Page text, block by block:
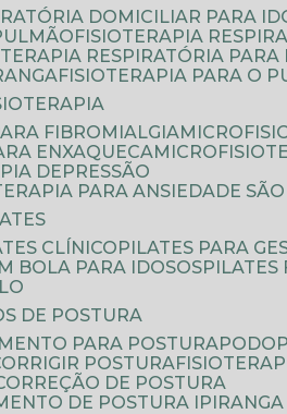
DOMICILIAR PARA
FISIOTERAPIA
RESPIRATÓRIA
FISIOTERAPIA PARA O
FIBROMIALGIA
ENXAQUECA
DEPRESSÃO
PARA ANSIEDADE
CLÍNICO
PILATES PARA
BOLA PARA IDOSOS
DE POSTURA
PARA POSTURA
POSTURA
DE POSTURA
DE POSTURA IPIRANGA